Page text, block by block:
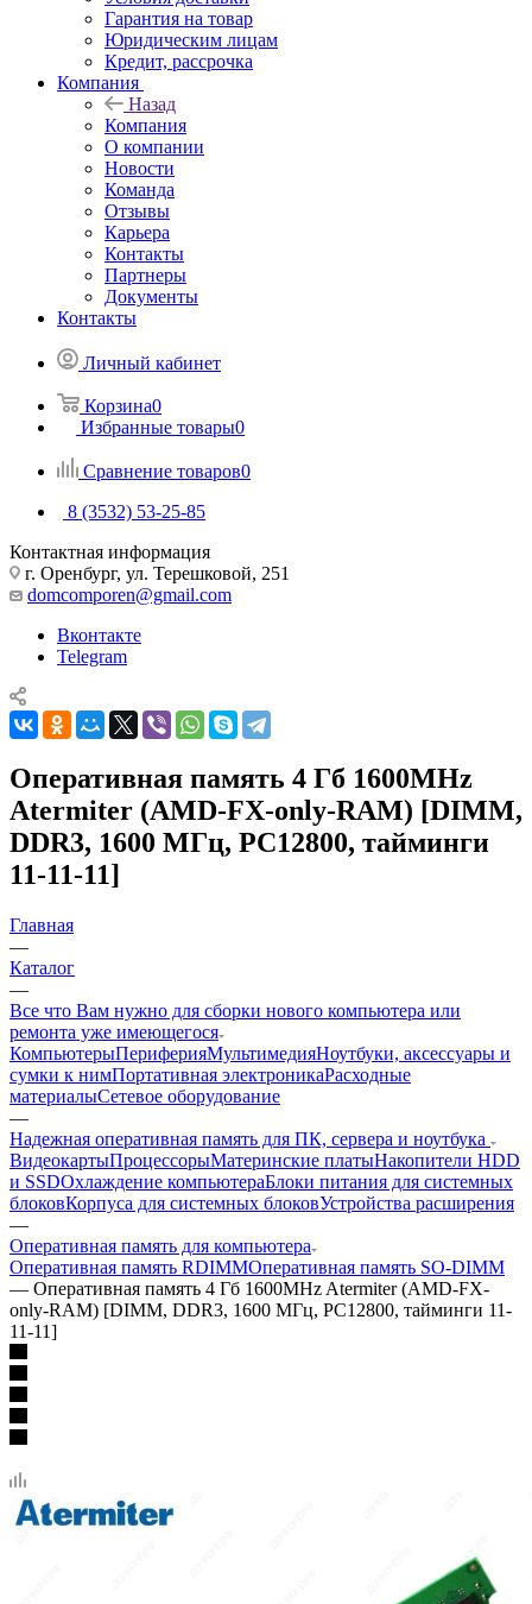
Гарантия на товар
Юридическим лицам
Кредит, рассрочка
Компания
Назад
Компания
О компании
Новости
Команда
Отзывы
Карьера
Контакты
Партнеры
Документы
Контакты
Личный кабинет
Корзина0
Избранные товары0
Сравнение товаров0
8 (3532) 53-25-85
Контактная информация
г. Оренбург, ул. Терешковой, 251
domcomporen@gmail.com
Вконтакте
Telegram
Оперативная память 4 Гб 1600MHz
Atermiter (AMD-FX-only-RAM) [DIMM,
DDR3, 1600 МГц, PC12800, тайминги
11-11-11]
Главная
—
Каталог
—
Все что Вам нужно для сборки нового компьютера или
ремонта уже имеющегося
КомпьютерыПериферияМультимедияНоутбуки, аксессуары и
сумки к нимПортативная электроникаРасходные
материалыСетевое оборудование
—
Надежная оперативная память для ПК, сервера и ноутбука
ВидеокартыПроцессорыМатеринские платыНакопители HDD
и SSDОхлаждение компьютераБлоки питания для системных
блоковКорпуса для системных блоковУстройства расширения
—
Оперативная память для компьютера
Оперативная память RDIMMОперативная память SO-DIMM
— Оперативная память 4 Гб 1600MHz Atermiter (AMD-FX-
only-RAM) [DIMM, DDR3, 1600 МГц, PC12800, тайминги 11-
11-11]